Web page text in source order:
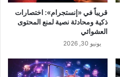
قريباً في «إنستجرام»: اختصارات
ذكية ومحادثة نصية لمنع المحتوى
العشوائي
يونيو 30, 2026